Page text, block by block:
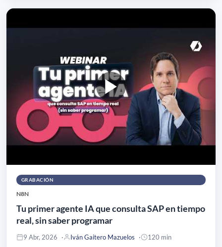
GRABACIÓN
N8N
Tu primer agente IA que consulta SAP en tiempo
real, sin saber programar
9 Abr, 2026 Iván Gaitero Mazuelos 120 min